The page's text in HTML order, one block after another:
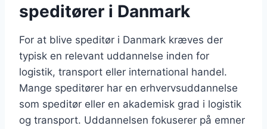
speditører i Danmark
For at blive speditør i Danmark kræves der
typisk en relevant uddannelse inden for
logistik, transport eller international handel.
Mange speditører har en erhvervsuddannelse
som speditør eller en akademisk grad i logistik
og transport. Uddannelsen fokuserer på emner